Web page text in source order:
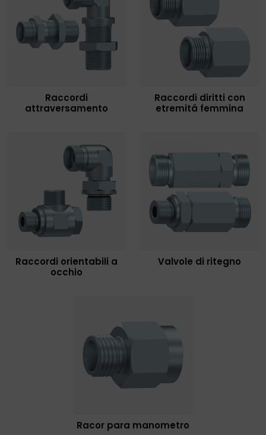
Raccordi
attraversamento
Raccordi diritti con
etremitá femmina
Raccordi orientabili a
occhio
Valvole di ritegno
Racor para manometro